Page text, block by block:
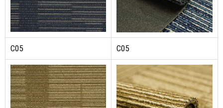
C05 C05